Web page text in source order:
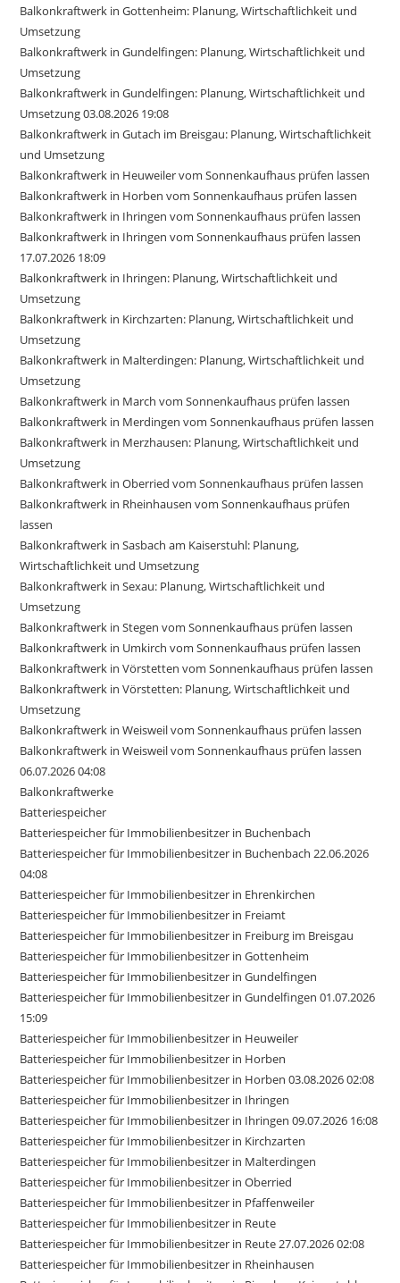
Balkonkraftwerk in Gottenheim: Planung, Wirtschaftlichkeit und
Umsetzung
Balkonkraftwerk in Gundelfingen: Planung, Wirtschaftlichkeit und
Umsetzung
Balkonkraftwerk in Gundelfingen: Planung, Wirtschaftlichkeit und
Umsetzung 03.08.2026 19:08
Balkonkraftwerk in Gutach im Breisgau: Planung, Wirtschaftlichkeit
und Umsetzung
Balkonkraftwerk in Heuweiler vom Sonnenkaufhaus prüfen lassen
Balkonkraftwerk in Horben vom Sonnenkaufhaus prüfen lassen
Balkonkraftwerk in Ihringen vom Sonnenkaufhaus prüfen lassen
Balkonkraftwerk in Ihringen vom Sonnenkaufhaus prüfen lassen
17.07.2026 18:09
Balkonkraftwerk in Ihringen: Planung, Wirtschaftlichkeit und
Umsetzung
Balkonkraftwerk in Kirchzarten: Planung, Wirtschaftlichkeit und
Umsetzung
Balkonkraftwerk in Malterdingen: Planung, Wirtschaftlichkeit und
Umsetzung
Balkonkraftwerk in March vom Sonnenkaufhaus prüfen lassen
Balkonkraftwerk in Merdingen vom Sonnenkaufhaus prüfen lassen
Balkonkraftwerk in Merzhausen: Planung, Wirtschaftlichkeit und
Umsetzung
Balkonkraftwerk in Oberried vom Sonnenkaufhaus prüfen lassen
Balkonkraftwerk in Rheinhausen vom Sonnenkaufhaus prüfen
lassen
Balkonkraftwerk in Sasbach am Kaiserstuhl: Planung,
Wirtschaftlichkeit und Umsetzung
Balkonkraftwerk in Sexau: Planung, Wirtschaftlichkeit und
Umsetzung
Balkonkraftwerk in Stegen vom Sonnenkaufhaus prüfen lassen
Balkonkraftwerk in Umkirch vom Sonnenkaufhaus prüfen lassen
Balkonkraftwerk in Vörstetten vom Sonnenkaufhaus prüfen lassen
Balkonkraftwerk in Vörstetten: Planung, Wirtschaftlichkeit und
Umsetzung
Balkonkraftwerk in Weisweil vom Sonnenkaufhaus prüfen lassen
Balkonkraftwerk in Weisweil vom Sonnenkaufhaus prüfen lassen
06.07.2026 04:08
Balkonkraftwerke
Batteriespeicher
Batteriespeicher für Immobilienbesitzer in Buchenbach
Batteriespeicher für Immobilienbesitzer in Buchenbach 22.06.2026
04:08
Batteriespeicher für Immobilienbesitzer in Ehrenkirchen
Batteriespeicher für Immobilienbesitzer in Freiamt
Batteriespeicher für Immobilienbesitzer in Freiburg im Breisgau
Batteriespeicher für Immobilienbesitzer in Gottenheim
Batteriespeicher für Immobilienbesitzer in Gundelfingen
Batteriespeicher für Immobilienbesitzer in Gundelfingen 01.07.2026
15:09
Batteriespeicher für Immobilienbesitzer in Heuweiler
Batteriespeicher für Immobilienbesitzer in Horben
Batteriespeicher für Immobilienbesitzer in Horben 03.08.2026 02:08
Batteriespeicher für Immobilienbesitzer in Ihringen
Batteriespeicher für Immobilienbesitzer in Ihringen 09.07.2026 16:08
Batteriespeicher für Immobilienbesitzer in Kirchzarten
Batteriespeicher für Immobilienbesitzer in Malterdingen
Batteriespeicher für Immobilienbesitzer in Oberried
Batteriespeicher für Immobilienbesitzer in Pfaffenweiler
Batteriespeicher für Immobilienbesitzer in Reute
Batteriespeicher für Immobilienbesitzer in Reute 27.07.2026 02:08
Batteriespeicher für Immobilienbesitzer in Rheinhausen